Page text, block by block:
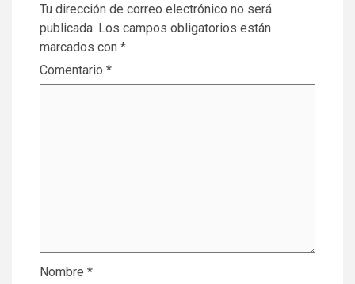
Tu dirección de correo electrónico no será
publicada. Los campos obligatorios están
marcados con *
Comentario *
Nombre *